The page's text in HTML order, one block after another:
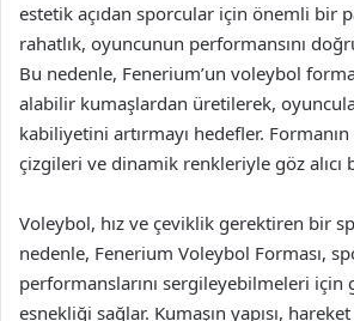
estetik açıdan sporcular için önemli bir
rahatlık, oyuncunun performansını
Bu nedenle, Fenerium’un voleybol
alabilir kumaşlardan üretilerek,
kabiliyetini artırmayı hedefler. Formanın
çizgileri ve dinamik renkleriyle göz alıcı
Voleybol, hız ve çeviklik gerektiren bir
nedenle, Fenerium Voleybol Forması,
performanslarını sergileyebilmeleri için
esnekliği sağlar. Kumaşın yapısı,